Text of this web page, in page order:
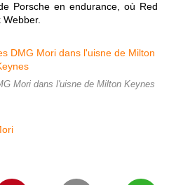
Porsche en endurance, où Red
Mori dans l'uisne de Milton Keynes